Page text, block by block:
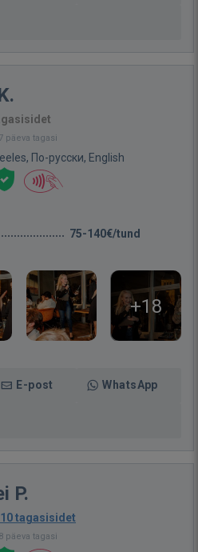
päeva tagasi
По-русски, English
75-140€/tund
+18
E-post WhatsApp
P.
10 tagasisidet
päeva tagasi